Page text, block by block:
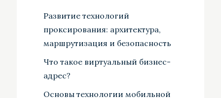
Развитие технологий
проксирования: архитектура,
маршрутизация и безопасность
Что такое виртуальный бизнес-
адрес?
Основы технологии мобильной